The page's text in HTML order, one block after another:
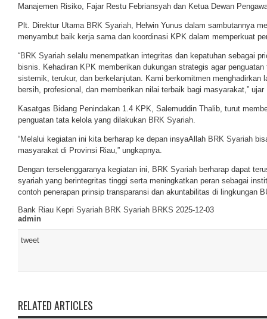
Manajemen Risiko, Fajar Restu Febriansyah dan Ketua Dewan
Plt. Direktur Utama BRK Syariah, Helwin Yunus dalam sambutannya
menyambut baik kerja sama dan koordinasi KPK dalam memperkuat
“BRK Syariah selalu menempatkan integritas dan kepatuhan sebagai
bisnis. Kehadiran KPK memberikan dukungan strategis agar
sistemik, terukur, dan berkelanjutan. Kami berkomitmen menghadirkan
bersih, profesional, dan memberikan nilai terbaik bagi masyarakat,” ujar
Kasatgas Bidang Penindakan 1.4 KPK, Salemuddin Thalib, turut
penguatan tata kelola yang dilakukan BRK Syariah.
“Melalui kegiatan ini kita berharap ke depan insyaAllah BRK Syariah
masyarakat di Provinsi Riau,” ungkapnya.
Dengan terselenggaranya kegiatan ini, BRK Syariah berharap dapat
syariah yang berintegritas tinggi serta meningkatkan peran sebagai
contoh penerapan prinsip transparansi dan akuntabilitas di lingkungan
Bank Riau Kepri Syariah BRK Syariah BRKS 2025-12-03
admin
tweet
RELATED ARTICLES